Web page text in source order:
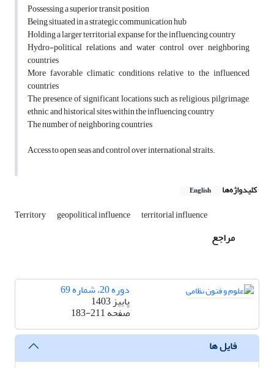
Possessing a superior transit position
Being situated in a strategic communication hub
Holding a larger territorial expanse for the influencing country
Hydro-political relations and water control over neighboring
countries
More favorable climatic conditions relative to the influenced
countries
The presence of significant locations such as religious, pilgrimage,
ethnic, and historical sites within the influencing country
The number of neighboring countries
Access to open seas and control over international straits.
کلیدواژه‌ها English
Territory geopolitical influence territorial influence
مراجع
دوره 20، شماره 69
پاییز 1403
صفحه183-211
فایل ها